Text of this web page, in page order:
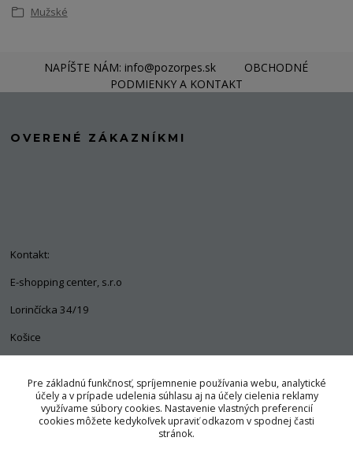
Mužské
NAPÍŠTE NÁM: info@pozorpes.sk
OBCHODNÉ
PODMIENKY A KONTAKT
OVERENÉ ZÁKAZNÍKMI
Kontakt:
E-shopping center, s.r.o
Lorinčícka 34/19
Košice
+421 903 563 637
info@pozorpes.sk
Pre základnú funkčnosť, spríjemnenie používania webu, analytické
účely a v prípade udelenia súhlasu aj na účely cielenia reklamy
využívame súbory cookies. Nastavenie vlastných preferencií
cookies môžete kedykoľvek upraviť odkazom v spodnej časti
stránok.